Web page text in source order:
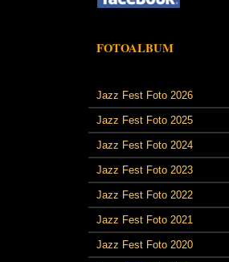
FOTOALBUM
Jazz Fest Foto 2026
Jazz Fest Foto 2025
Jazz Fest Foto 2024
Jazz Fest Foto 2023
Jazz Fest Foto 2022
Jazz Fest Foto 2021
Jazz Fest Foto 2020